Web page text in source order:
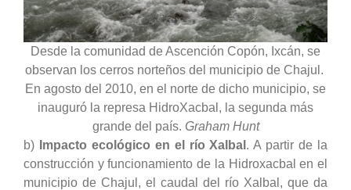
Desde la comunidad de Ascención Copón, Ixcán, se
observan los cerros norteños del municipio de Chajul.
En agosto del 2010, en el norte de dicho municipio, se
inauguró la represa HidroXacbal, la segunda más
grande del país. Graham Hunt
b)
Impacto ecológico en el río Xalbal . A partir de la
construcción y funcionamiento de la Hidroxacbal en el
municipio de Chajul, el caudal del río Xalbal, que da